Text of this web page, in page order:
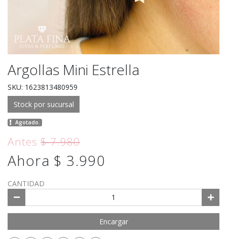
Argollas Mini Estrella
SKU: 1623813480959
Stock por sucursal
Agotado.
Antes$ 7.980
Ahora $ 3.990
CANTIDAD
Encargar